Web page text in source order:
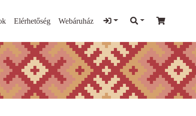
Elérhetőség Webáruház